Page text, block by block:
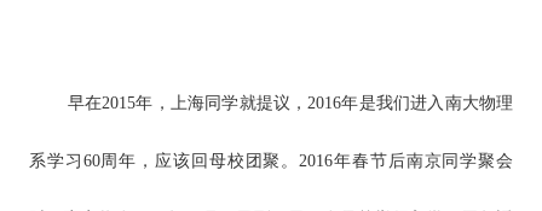
早在2015年，上海同学就提议，2016年是我们进入南大物理
系学习60周年，应该回母校团聚。2016年春节后南京同学聚会